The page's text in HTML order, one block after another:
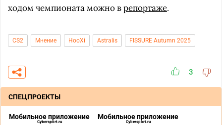
ходом чемпионата можно врепортаже.
CS2 Мнение HooXi Astralis FISSURE Autumn 2025
3
СПЕЦПРОЕКТЫ
Мобильное приложение
Cybersport.ru
Мобильное приложение
Cybersport.ru